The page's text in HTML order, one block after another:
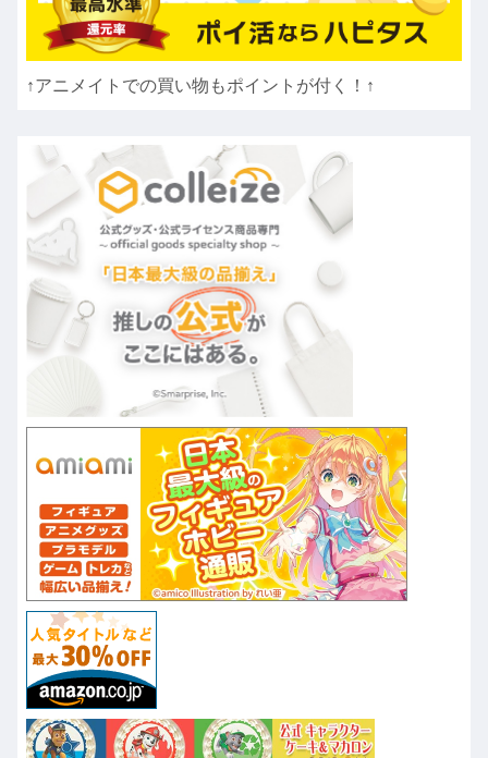
↑アニメイトでの買い物もポイントが付く！↑